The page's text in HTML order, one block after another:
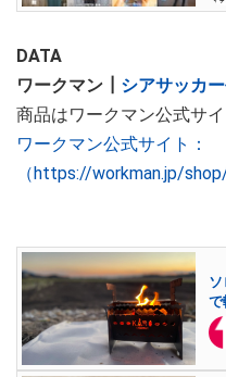
DATA
ワークマン┃ シアサッカ
商品はワークマン公式サ
ワークマン公式サイト：
（https://workman.jp/
で